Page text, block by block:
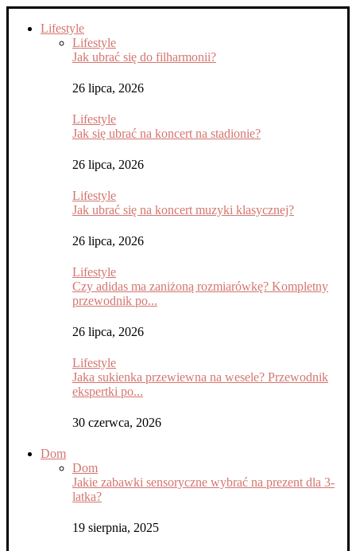
Lifestyle
Lifestyle
Jak ubrać się do filharmonii?
26 lipca, 2026
Lifestyle
Jak się ubrać na koncert na stadionie?
26 lipca, 2026
Lifestyle
Jak ubrać się na koncert muzyki klasycznej?
26 lipca, 2026
Lifestyle
Czy adidas ma zaniżoną rozmiarówkę? Kompletny
przewodnik po...
26 lipca, 2026
Lifestyle
Jaka sukienka przewiewna na wesele? Przewodnik
ekspertki po...
30 czerwca, 2026
Dom
Dom
Jakie zabawki sensoryczne wybrać na prezent dla 3-
latka?
19 sierpnia, 2025